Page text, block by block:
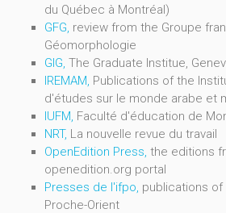
du Québec à Montréal)
GFG, review from the Groupe
Géomorphologie
GIG, The Graduate Institue,
IREMAM, Publications of the
d'études sur le monde arabe et
IUFM, Faculté d'éducation de
NRT, La nouvelle revue du travail
OpenEdition Press, the editions
openedition.org portal
Presses de l'ifpo, publications of
Proche-Orient